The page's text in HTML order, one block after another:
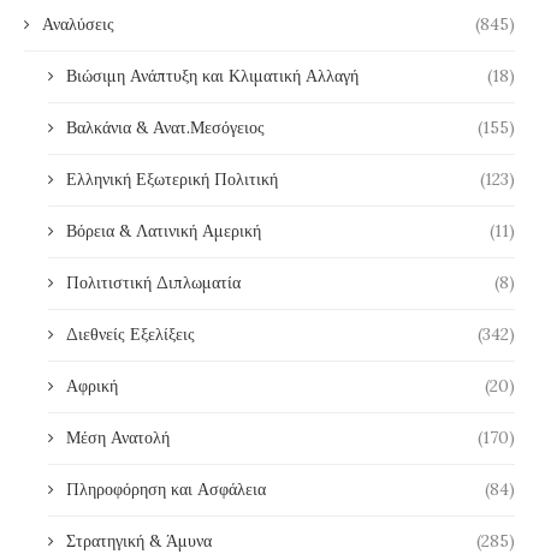
Αναλύσεις (845)
Βιώσιμη Ανάπτυξη και Κλιματική Αλλαγή (18)
Βαλκάνια & Ανατ.Μεσόγειος (155)
Ελληνική Εξωτερική Πολιτική (123)
Βόρεια & Λατινική Αμερική (11)
Πολιτιστική Διπλωματία (8)
Διεθνείς Εξελίξεις (342)
Αφρική (20)
Μέση Ανατολή (170)
Πληροφόρηση και Ασφάλεια (84)
Στρατηγική & Άμυνα (285)